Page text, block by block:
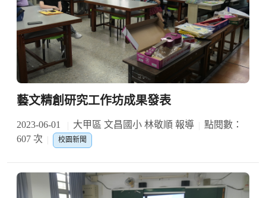
藝文精創研究工作坊成果發表
2023-06-01 大甲區 文昌國小 林敬順 報導
點閱數：
607 次
校園新聞